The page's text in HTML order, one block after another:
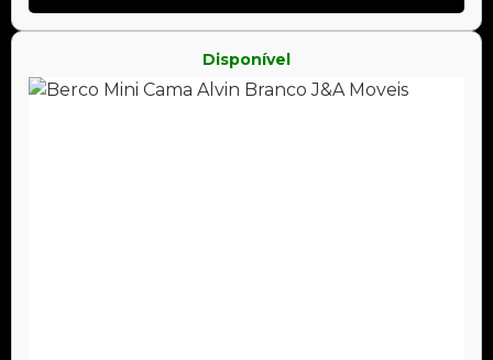
Disponível